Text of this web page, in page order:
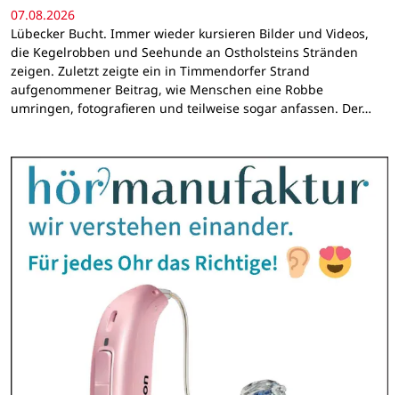
07.08.2026
Lübecker Bucht. Immer wieder kursieren Bilder und Videos,
die Kegelrobben und Seehunde an Ostholsteins Stränden
zeigen. Zuletzt zeigte ein in Timmendorfer Strand
aufgenommener Beitrag, wie Menschen eine Robbe
umringen, fotografieren und teilweise sogar anfassen. Der…